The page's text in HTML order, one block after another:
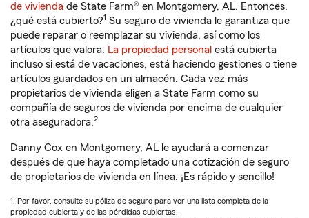
de vivienda de State Farm® en Montgomery, AL. Entonces,
¿qué está cubierto?1 Su seguro de vivienda le garantiza que
puede reparar o reemplazar su vivienda, así como los
artículos que valora. La propiedad personal está cubierta
incluso si está de vacaciones, está haciendo gestiones o tiene
artículos guardados en un almacén. Cada vez más
propietarios de vivienda eligen a State Farm como su
compañía de seguros de vivienda por encima de cualquier
otra aseguradora.2
Danny Cox en Montgomery, AL le ayudará a comenzar
después de que haya completado una cotización de seguro
de propietarios de vivienda en línea. ¡Es rápido y sencillo!
1. Por favor, consulte su póliza de seguro para ver una lista completa de la
propiedad cubierta y de las pérdidas cubiertas.